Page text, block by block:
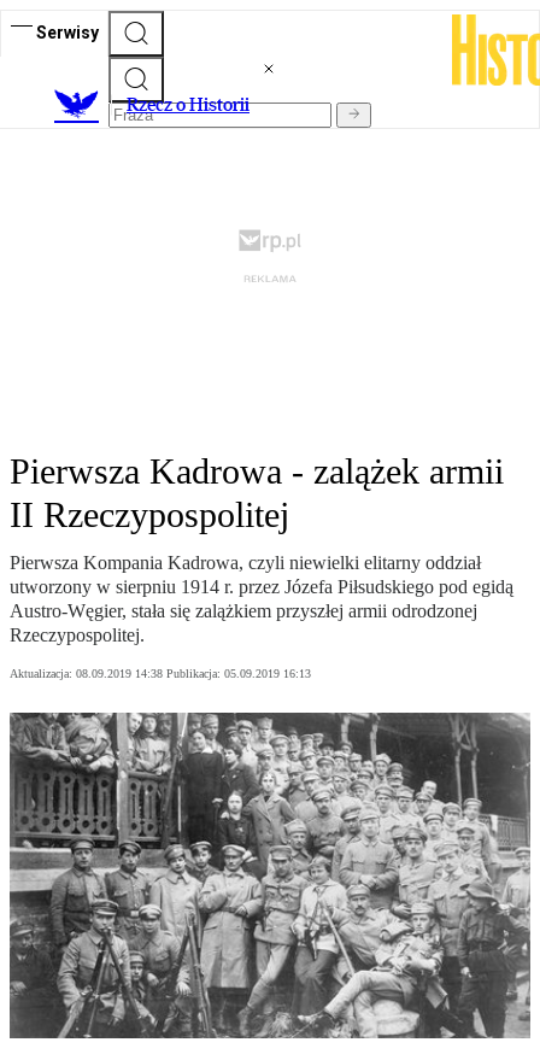
Serwisy
Rzecz o Historii
Pierwsza Kadrowa - zalążek armii
II Rzeczypospolitej
Pierwsza Kompania Kadrowa, czyli niewielki elitarny oddział
utworzony w sierpniu 1914 r. przez Józefa Piłsudskiego pod egidą
Austro-Węgier, stała się zalążkiem przyszłej armii odrodzonej
Rzeczypospolitej.
Aktualizacja: 08.09.2019 14:38 Publikacja: 05.09.2019 16:13